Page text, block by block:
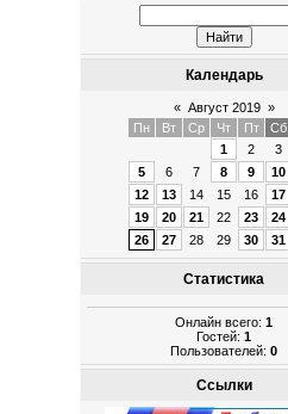
Календарь
« Август 2019 »
Пн
Вт Ср Чт Пт Сб
1
2 3
5
6 7 8 9 10
12
13 14 15 16 17
19
20 21 22 23 24
26
27 28 29 30 31
Статистика
Онлайн всего:1
Гостей:1
Пользователей:0
Ссылки